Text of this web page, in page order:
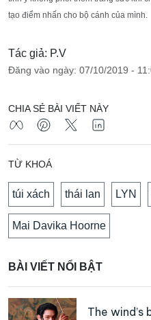
tạo điểm nhấn cho bộ cánh của mình.
Tác giả: P.V
Đăng vào ngày: 07/10/2019 -
CHIA SẺ BÀI VIẾT NÀY
TỪ KHOÁ
túi xách thái lan LYN
Mai Davika Hoorne
BÀI VIẾT NỔI BẬT
The